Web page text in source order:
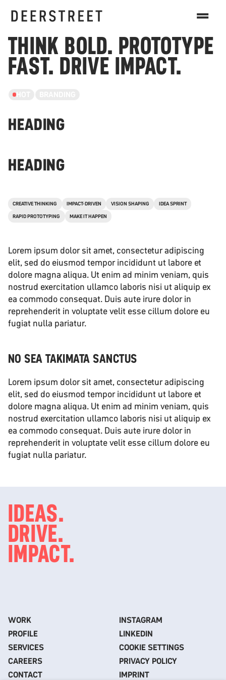
ADIDAS
THINK BOLD. PROTOTYPE
FAST. DRIVE IMPACT.
HEADING
HEADING
CREATIVE THINKING IMPACT-DRIVEN VISION SHAPING
IDEA SPRINT
RAPID PROTOTYPING
MAKE IT HAPPEN
Lorem ipsum dolor sit amet, consectetur adipiscing
elit, sed do eiusmod tempor incididunt ut labore et
dolore magna aliqua. Ut enim ad minim veniam, quis
nostrud exercitation ullamco laboris nisi ut aliquip ex
ea commodo consequat. Duis aute irure dolor in
reprehenderit in voluptate velit esse cillum dolore eu
fugiat nulla pariatur.
NO SEA TAKIMATA SANCTUS
Lorem ipsum dolor sit amet, consectetur adipiscing
elit, sed do eiusmod tempor incididunt ut labore et
dolore magna aliqua. Ut enim ad minim veniam, quis
nostrud exercitation ullamco laboris nisi ut aliquip ex
ea commodo consequat. Duis aute irure dolor in
reprehenderit in voluptate velit esse cillum dolore eu
fugiat nulla pariatur.
IDEAS.
DRIVE.
IMPACT.
WORK
PROFILE
SERVICES
CAREERS
CONTACT
INSTAGRAM
LINKEDIN
COOKIE SETTINGS
PRIVACY POLICY
IMPRINT